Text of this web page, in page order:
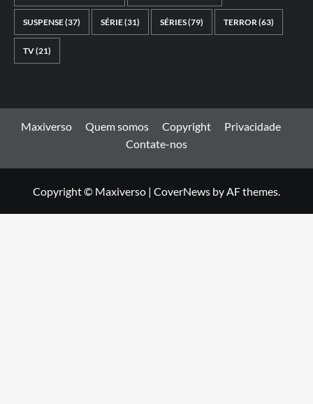
SUSPENSE(37) SÉRIE(31) SÉRIES(79) TERROR(63)
TV(21)
Maxiverso Quem somos Copyright
Privacidade
Contate-nos
Copyright © Maxiverso | CoverNews by AF themes.